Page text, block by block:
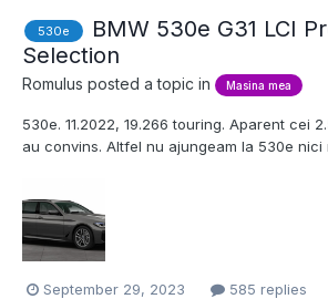
530e
BMW 530e G31 LCI
Selection
Romulus posted a topic in Masina mea
530e. 11.2022, 19.266 touring. Aparent cei
au convins. Altfel nu ajungeam la 530e nici
September 29, 2023 585 replies